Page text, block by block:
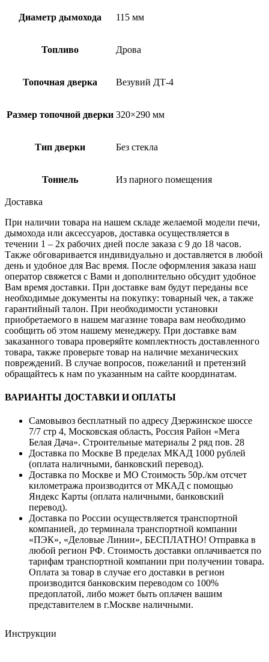
Диаметр дымохода 115 мм
Топливо Дрова
Топочная дверка Везувий ДТ-4
Размер топочной дверки 320×290 мм
Тип дверки Без стекла
Тоннель Из парного помещения
Доставка
При наличии товара на нашем складе желаемой модели печи,
дымохода или аксессуаров, доставка осуществляется в
течении 1 – 2х рабочих дней после заказа с 9 до 18 часов.
Также обговаривается индивидуально и доставляется в любой
день и удобное для Вас время. После оформления заказа наш
оператор свяжется с Вами и дополнительно обсудит удобное
Вам время доставки. При доставке вам будут переданы все
необходимые документы на покупку: товарный чек, а также
гарантийный талон. При необходимости установки
приобретаемого в нашем магазине товара вам необходимо
сообщить об этом нашему менеджеру. При доставке вам
заказанного товара проверяйте комплектность доставленного
товара, также проверьте товар на наличие механических
повреждений. В случае вопросов, пожеланий и претензий
обращайтесь к нам по указанным на сайте координатам.
ВАРИАНТЫ ДОСТАВКИ И ОПЛАТЫ
Самовывоз бесплатный по адресу Дзержинское шоссе
7/7 стр 4, Московская область, Россия Район «Мега
Белая Дача». Строительные материалы 2 ряд пов. 28
Доставка по Москве В пределах МКАД 1000 рублей
(оплата наличными, банковский перевод).
Доставка по Москве и МО Стоимость 50р./км отсчет
километража производится от МКАД с помощью
Яндекс Карты (оплата наличными, банковский
перевод).
Доставка по России осуществляется транспортной
компанией, до терминала транспортной компании
«ПЭК», «Деловые Линии», БЕСПЛАТНО! Отправка в
любой регион РФ. Стоимость доставки оплачивается по
тарифам транспортной компании при получении товара.
Оплата за товар в случае его доставки в регион
производится банковским переводом со 100%
предоплатой, либо может быть оплачен вашим
представителем в г.Москве наличными.
Инструкции